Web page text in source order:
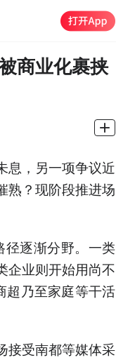
商业化裹挟
息，另一项争议近
熟？现阶段推进场
径逐渐分野。一类
企业则开始用尚不
超乃至家庭等干活
接受南都等媒体采